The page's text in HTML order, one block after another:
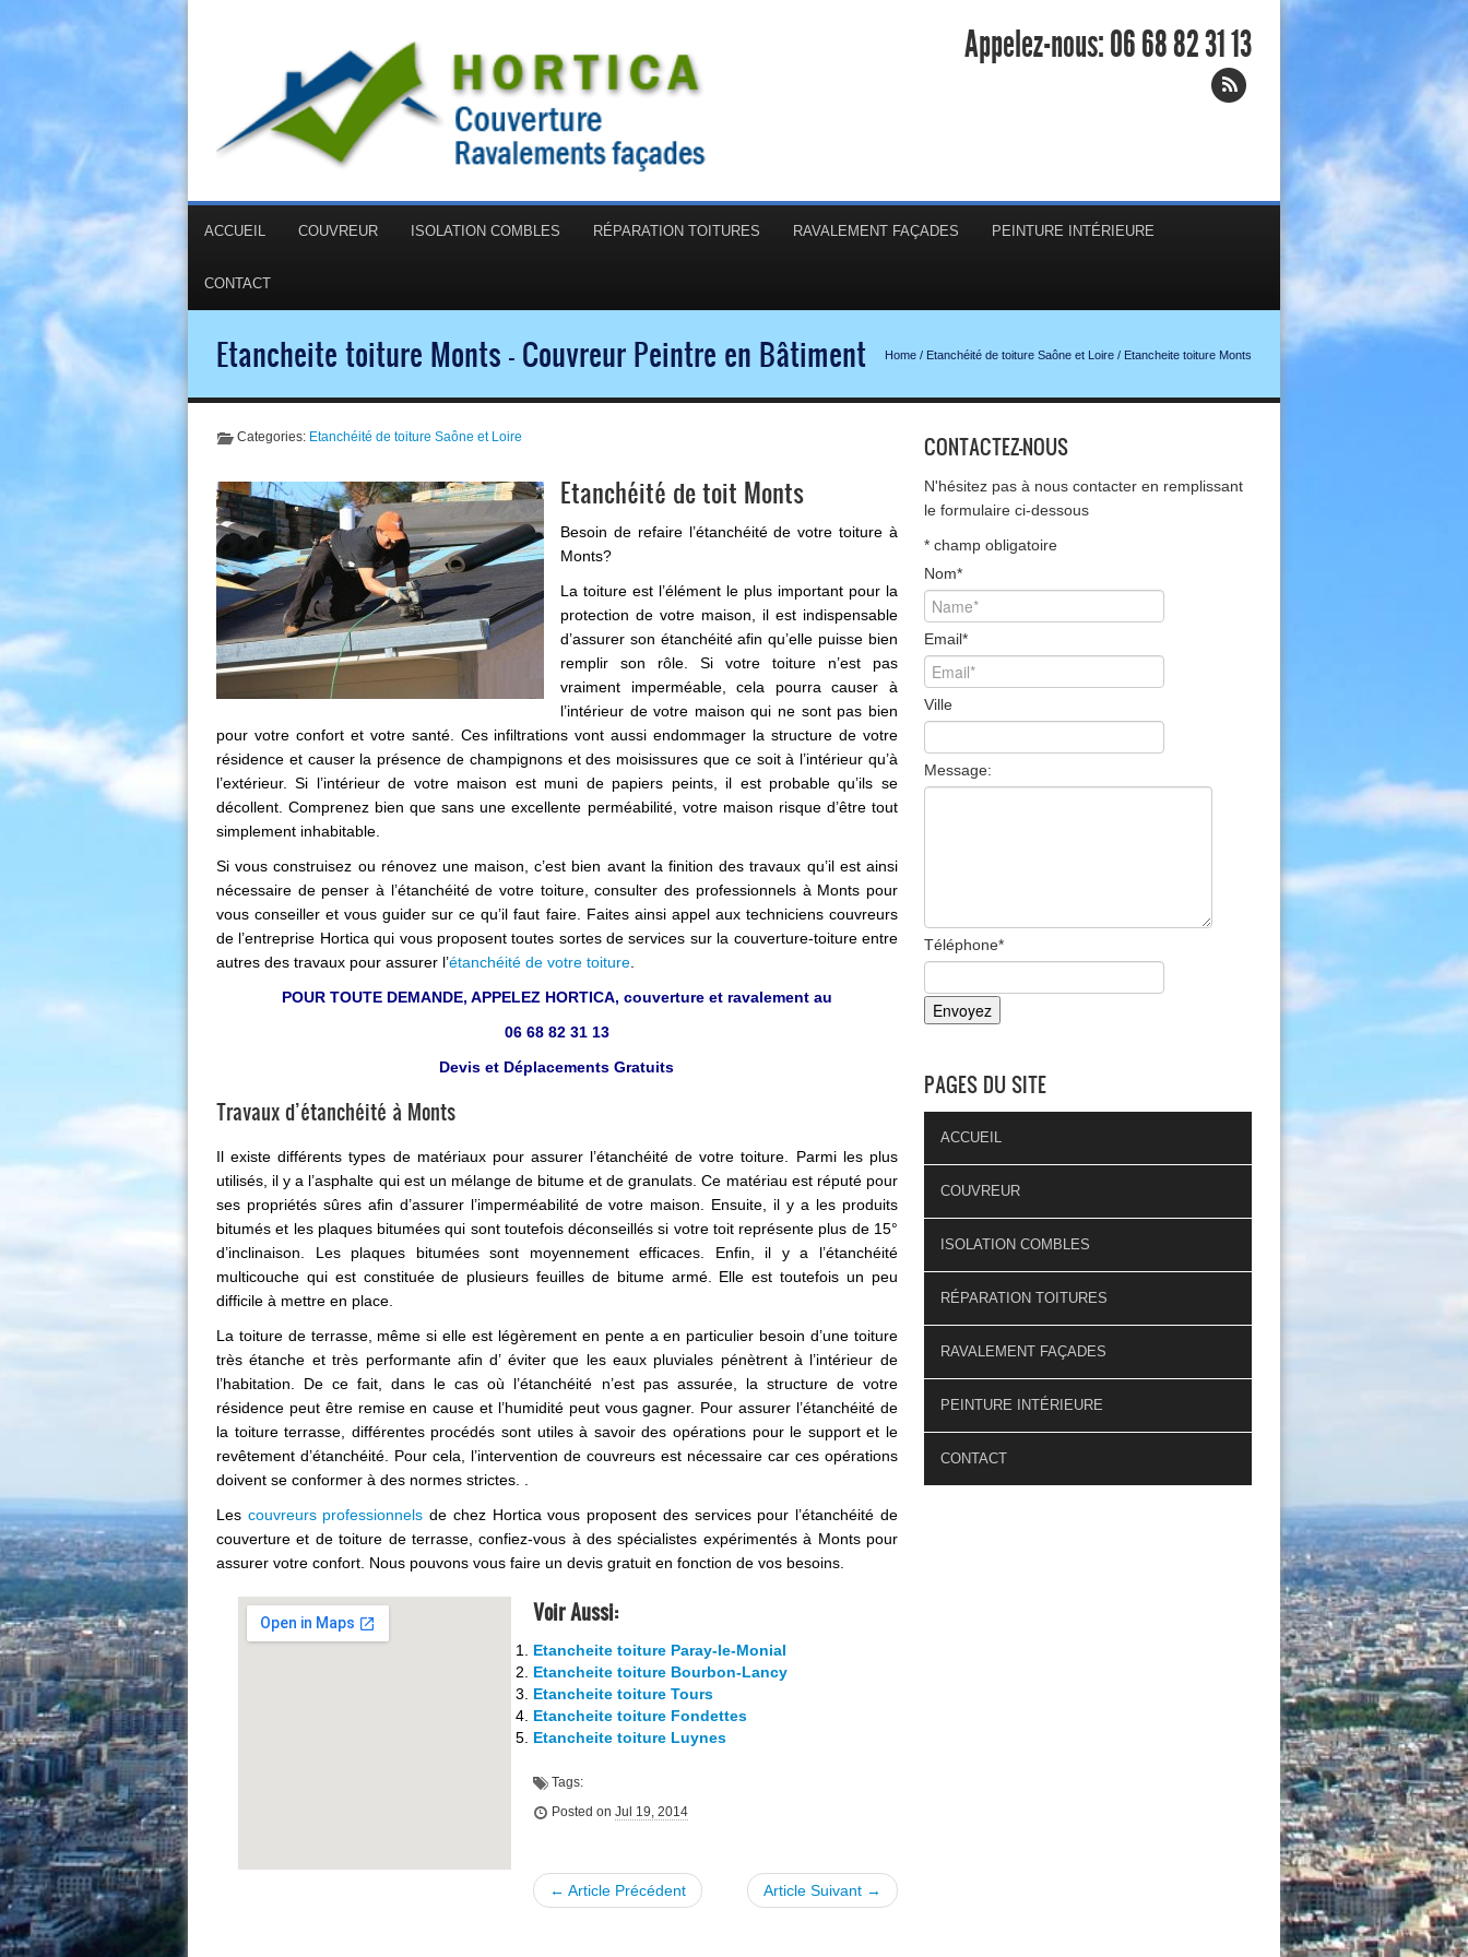
Appelez-nous:06 68 82 31 13
ACCUEIL COUVREUR ISOLATION COMBLES RÉPARATION TOITURES RAVALEMENT FAÇADES PEINTURE INTÉRIEURE
CONTACT
Etancheite toiture Monts - Couvreur Peintre en Bâtiment Home / Etanchéité de toiture Saône et Loire / Etancheite toiture Monts
Categories: Etanchéité de toiture Saône et Loire
Etanchéité de toit Monts
Besoin de refaire l’étanchéité de votre toiture à
Monts?
La toiture est l’élément le plus important pour la
protection de votre maison, il est indispensable
d’assurer son étanchéité afin qu’elle puisse bien
remplir son rôle. Si votre toiture n’est pas
vraiment imperméable, cela pourra causer à
l’intérieur de votre maison qui ne sont pas bien
pour votre confort et votre santé. Ces infiltrations vont aussi endommager la structure de votre
résidence et causer la présence de champignons et des moisissures que ce soit à l’intérieur qu’à
l’extérieur. Si l’intérieur de votre maison est muni de papiers peints, il est probable qu’ils se
décollent. Comprenez bien que sans une excellente perméabilité, votre maison risque d’être tout
simplement inhabitable.
Si vous construisez ou rénovez une maison, c’est bien avant la finition des travaux qu’il est ainsi
nécessaire de penser à l’étanchéité de votre toiture, consulter des professionnels à Monts pour
vous conseiller et vous guider sur ce qu’il faut faire. Faites ainsi appel aux techniciens couvreurs
de l’entreprise Hortica qui vous proposent toutes sortes de services sur la couverture-toiture entre
autres des travaux pour assurer l’étanchéité de votre toiture.
POUR TOUTE DEMANDE, APPELEZ HORTICA, couverture et ravalement au
06 68 82 31 13
Devis et Déplacements Gratuits
Travaux d’étanchéité à Monts
Il existe différents types de matériaux pour assurer l’étanchéité de votre toiture. Parmi les plus
utilisés, il y a l’asphalte qui est un mélange de bitume et de granulats. Ce matériau est réputé pour
ses propriétés sûres afin d’assurer l’imperméabilité de votre maison. Ensuite, il y a les produits
bitumés et les plaques bitumées qui sont toutefois déconseillés si votre toit représente plus de 15°
d’inclinaison. Les plaques bitumées sont moyennement efficaces. Enfin, il y a l’étanchéité
multicouche qui est constituée de plusieurs feuilles de bitume armé. Elle est toutefois un peu
difficile à mettre en place.
La toiture de terrasse, même si elle est légèrement en pente a en particulier besoin d’une toiture
très étanche et très performante afin d’ éviter que les eaux pluviales pénètrent à l’intérieur de
l’habitation. De ce fait, dans le cas où l’étanchéité n’est pas assurée, la structure de votre
résidence peut être remise en cause et l’humidité peut vous gagner. Pour assurer l’étanchéité de
la toiture terrasse, différentes procédés sont utiles à savoir des opérations pour le support et le
revêtement d’étanchéité. Pour cela, l’intervention de couvreurs est nécessaire car ces opérations
doivent se conformer à des normes strictes. .
Les couvreurs professionnels de chez Hortica vous proposent des services pour l’étanchéité de
couverture et de toiture de terrasse, confiez-vous à des spécialistes expérimentés à Monts pour
assurer votre confort. Nous pouvons vous faire un devis gratuit en fonction de vos besoins.
Voir Aussi:
Etancheite toiture Paray-le-Monial
Etancheite toiture Bourbon-Lancy
Etancheite toiture Tours
Etancheite toiture Fondettes
Etancheite toiture Luynes
Tags:
Posted on Jul 19, 2014
← Article Précédent Article Suivant →
CONTACTEZ-NOUS
N'hésitez pas à nous contacter en remplissant
le formulaire ci-dessous
* champ obligatoire
Nom*
Email*
Ville
Message:
Téléphone*
PAGES DU SITE
ACCUEIL
COUVREUR
ISOLATION COMBLES
RÉPARATION TOITURES
RAVALEMENT FAÇADES
PEINTURE INTÉRIEURE
CONTACT